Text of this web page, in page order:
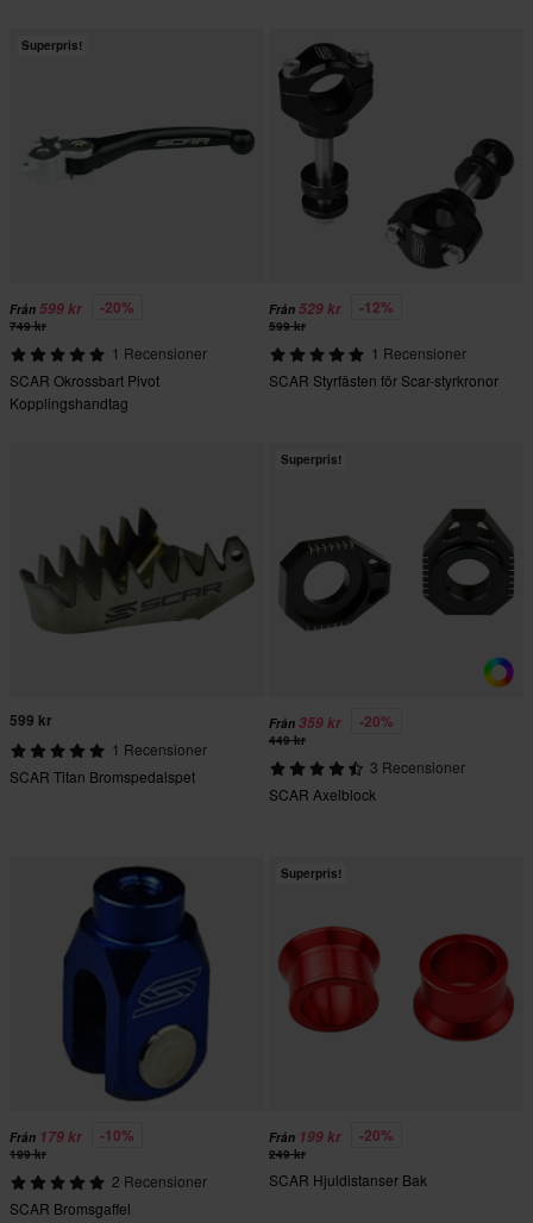
Superpris!
Från 599 kr -20%
749 kr
1 Recensioner
SCAR Okrossbart Pivot
Kopplingshandtag
Från 529 kr -12%
599 kr
1 Recensioner
SCAR Styrfästen för Scar-styrkronor
599 kr
1 Recensioner
SCAR Titan Bromspedalspet
Superpris!
Från 359 kr -20%
449 kr
3 Recensioner
SCAR Axelblock
Från 179 kr -10%
199 kr
2 Recensioner
SCAR Bromsgaffel
Superpris!
Från 199 kr -20%
249 kr
SCAR Hjuldistanser Bak